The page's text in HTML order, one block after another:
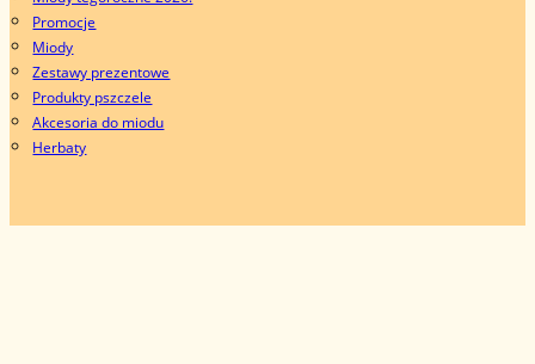
Promocje
Miody
Zestawy prezentowe
Produkty pszczele
Akcesoria do miodu
Herbaty